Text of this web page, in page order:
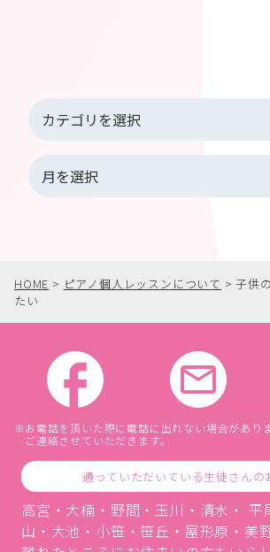
HOME > ピアノ個人レッスンについて >子供
たい
お電話を頂いた際に電話に出れない場合があり
ご連絡させていただきます。
通っていただいている生徒さんの
高宮・大楠・野間・玉川・清水・ 平
山・大池・小笹・笹丘・屋形原・美